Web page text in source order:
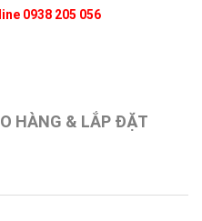
0938 205 056
HÀNG & LẮP ĐẶT